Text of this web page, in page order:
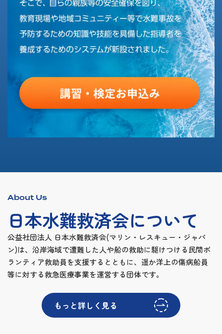
About Us
日本水難救済会について
公益社団法人 日本水難救済会(マリン・レスキュー・ジャパ
ン)は、沿岸海域で遭難した人や船の救助に駆けつける民間ボ
ランティア救助員を支援するとともに、遥か洋上の傷病船員
等に対する救急医療事業を運営する団体です。
もっと詳しく見る